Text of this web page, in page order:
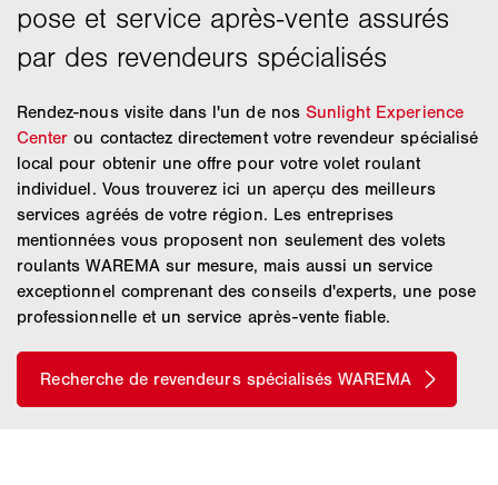
Rendez-nous visite dans l'un de nos Sunlight Experience
Center ou contactez directement votre revendeur spécialisé
local pour obtenir une offre pour votre volet roulant
individuel. Vous trouverez ici un aperçu des meilleurs
services agréés de votre région. Les entreprises
mentionnées vous proposent non seulement des volets
roulants WAREMA sur mesure, mais aussi un service
exceptionnel comprenant des conseils d'experts, une pose
professionnelle et un service après-vente fiable.